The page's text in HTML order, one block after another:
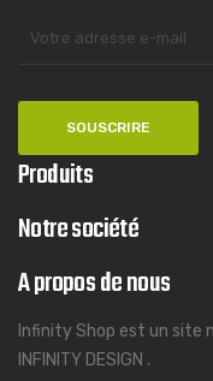
Produits
Notre société
A propos de nous
Infinity Shop est un
INFINITY DESIGN .